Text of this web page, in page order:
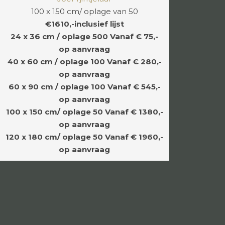
100 x 150 cm/ oplage van 50
€1610,-inclusief lijst
24 x 36 cm / oplage 500 Vanaf € 75,-
op aanvraag
40 x 60 cm / oplage 100 Vanaf € 280,-
op aanvraag
60 x 90 cm / oplage 100 Vanaf € 545,-
op aanvraag
100 x 150 cm/ oplage 50 Vanaf € 1380,-
op aanvraag
120 x 180 cm/ oplage 50 Vanaf € 1960,-
op aanvraag